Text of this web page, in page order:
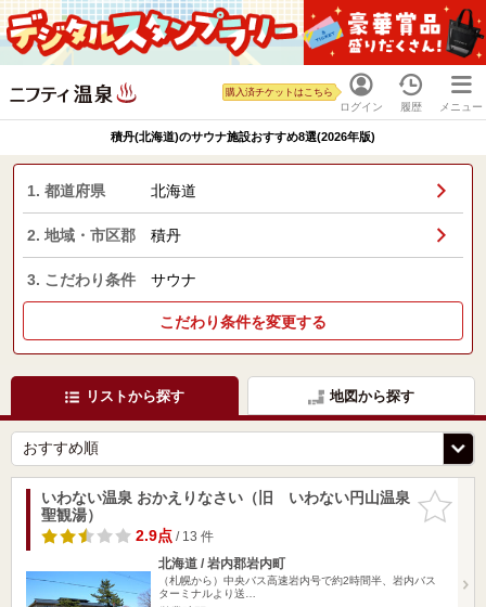
ログイン
購入済チケットはこちら
履歴 メニュー
積丹(北海道)のサウナ施設おすすめ8選(2026年版)
1. 都道府県 北海道
2. 地域・市区郡 積丹
3. こだわり条件 サウナ
こだわり条件を変更する
リストから探す 地図から探す
お気に入
りに追加
いわない温泉 おかえりなさい（旧 いわない円山温泉
聖観湯）
2.9点/ 13 件
北海道 / 岩内郡岩内町
（札幌から）中央バス高速岩内号で約2時間半、岩内バス
ターミナルより送…